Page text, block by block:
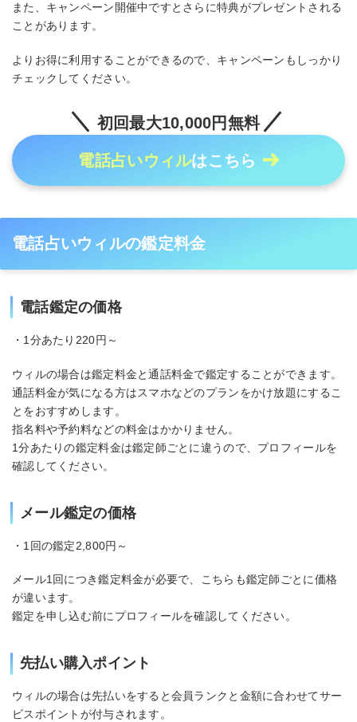
また、キャンペーン開催中ですとさらに特典がプレゼントされる
ことがあります。
よりお得に利用することができるので、キャンペーンもしっかり
チェックしてください。
初回最大10,000円無料
電話占いウィルはこちら
電話占いウィルの鑑定料金
電話鑑定の価格
・1分あたり220円～
ウィルの場合は鑑定料金と通話料金で鑑定することができます。
通話料金が気になる方はスマホなどのプランをかけ放題にするこ
とをおすすめします。
指名料や予約料などの料金はかかりません。
1分あたりの鑑定料金は鑑定師ごとに違うので、プロフィールを
確認してください。
メール鑑定の価格
・1回の鑑定2,800円～
メール1回につき鑑定料金が必要で、こちらも鑑定師ごとに価格
が違います。
鑑定を申し込む前にプロフィールを確認してください。
先払い購入ポイント
ウィルの場合は先払いをすると会員ランクと金額に合わせてサー
ビスポイントが付与されます。